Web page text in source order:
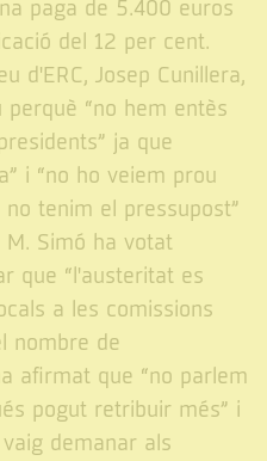
paga de 5.400 euros
del 12 per cent.
d'ERC, Josep Cunillera,
“no hem entès
ja que
i “no ho veiem prou
tenim el pressupost”
M. Simó ha votat
que “l'austeritat es
a les comissions
nombre de
afirmat que “no parlem
pogut retribuir més” i
demanar als